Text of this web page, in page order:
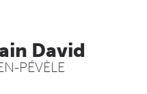
David
PÉVÈLE
LE NOUVEAU SIÈCLE
Musique de chambre
les musiciens de